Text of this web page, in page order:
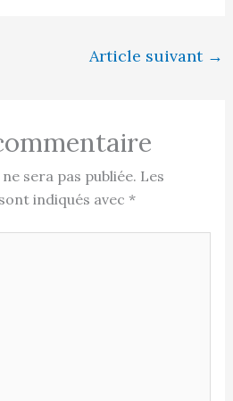
Article suivant →
sera pas publiée. Les
indiqués avec *